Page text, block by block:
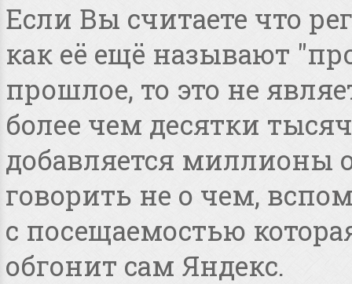
Если Вы считаете что
как её ещё называют
прошлое, то это не
более чем десятки
добавляется миллионы
говорить не о чем,
с посещаемостью
обгонит сам Яндекс.